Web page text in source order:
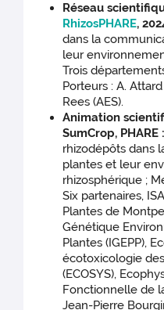
Réseau
RhizosPHARE,
dans la
leur
Trois
Porteurs : A.
Rees (AES).
Animation
SumCrop, PHARE
rhizodépôts dans
plantes et leur
rhizosphérique ;
Six partenaires,
Plantes de
Génétique
Plantes (IGEPP),
écotoxicologie
(ECOSYS),
Fonctionnelle de
Jean-Pierre